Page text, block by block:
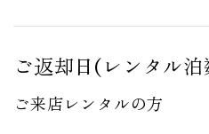
ご返却日(レンタル
ご来店レンタルの方